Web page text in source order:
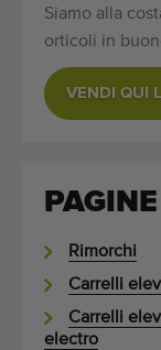
Siamo alla
orticoli in
VENDI QUI
Rimorchi
Carrelli
Carrelli
electro